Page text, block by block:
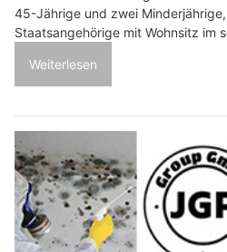
45-Jährige und zwei
Staatsangehörige mit Wohnsitz im
Weiterlesen